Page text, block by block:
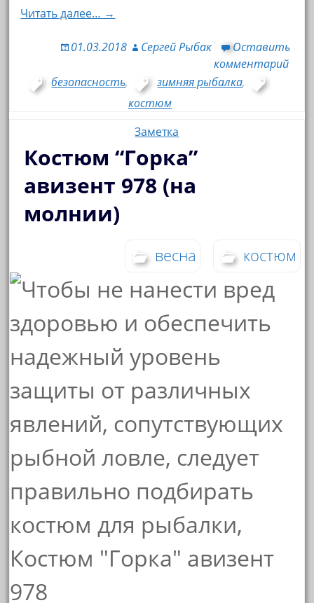
Читать далее… →
01.03.2018 Сергей Рыбак
Оставить
комментарий
безопасность, зимняя рыбалка,
костюм
Заметка
Костюм “Горка”
авизент 978 (на
молнии)
весна костюм